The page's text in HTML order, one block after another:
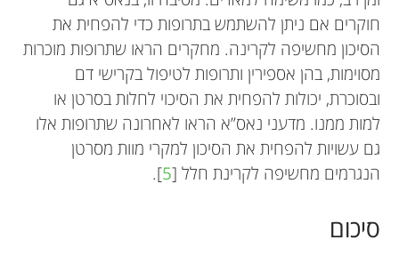
חוקרים אם ניתן להשתמש בתרופות כדי להפחית את
הסיכון מחשיפה לקרינה. מחקרים הראו שתרופות מוכרות
מסוימות, בהן אספירין ותרופות לטיפול בקרישי דם
ובסוכרת, יכולות להפחית את הסיכוי לחלות בסרטן או
למות ממנו. מדעני נאס”א הראו לאחרונה שתרופות אלו
גם עשויות להפחית את הסיכון למקרי מוות מסרטן
הנגרמים מחשיפה לקרינת חלל [5
].
סיכום